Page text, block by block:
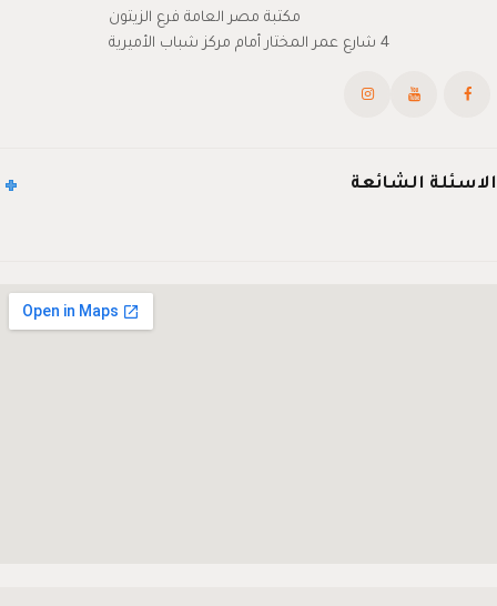
مكتبة مصر العامة فرع الزيتون
4 شارع عمر المختار أمام مركز شباب الأميرية
الاسئلة الشائعة